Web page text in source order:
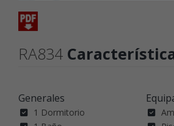
RA834
Generales
1 Dormitorio